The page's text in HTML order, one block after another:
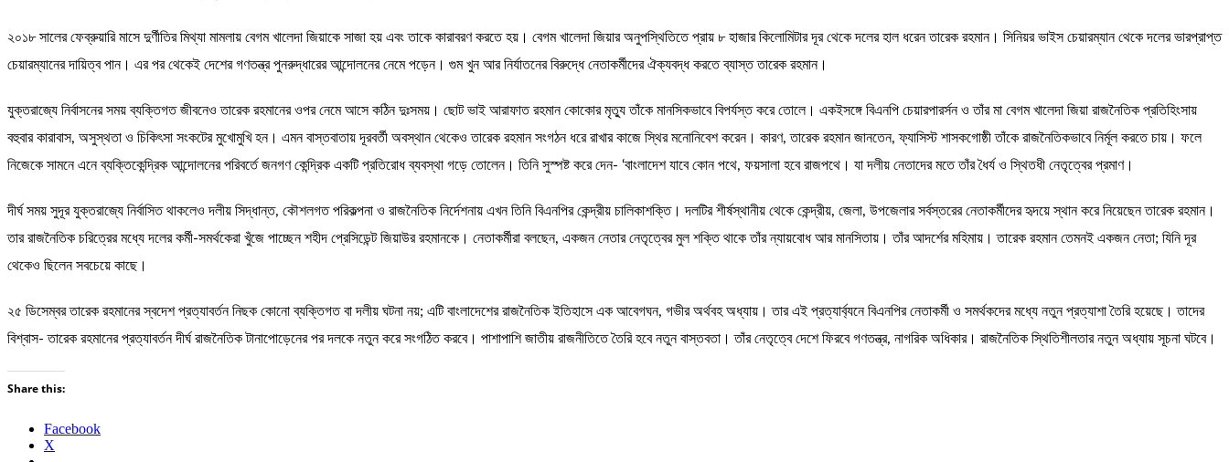
২০১৮ সালের ফেব্রুয়ারি মাসে দুর্ণীতির মিথ্যা মামলায় বেগম খালেদা জিয়াকে সাজা হয় এবং তাকে কারাবরণ করতে হয়। বেগম খালেদা জিয়ার অনুপস্থিতিতে প্রায় ৮ হাজার কিলোমিটার দূর থেকে দলের হাল ধরেন তারেক রহমান। সিনিয়র ভাইস চেয়ারম্যান থেকে দলের ভারপ্রাপ্ত
চেয়ারম্যানের দায়িত্ব পান। এর পর থেকেই দেশের গণতন্ত্র পুনরুদ্ধারের আন্দোলনের নেমে পড়েন। গুম খুন আর নির্যাতনের বিরুদ্ধে নেতাকর্মীদের ঐক্যবদ্ধ করতে ব্যাস্ত তারেক রহমান।
যুক্তরাজ্যে নির্বাসনের সময় ব্যক্তিগত জীবনেও তারেক রহমানের ওপর নেমে আসে কঠিন দুঃসময়। ছোট ভাই আরাফাত রহমান কোকোর মৃত্যু তাঁকে মানসিকভাবে বিপর্যস্ত করে তোলে। একইসঙ্গে বিএনপি চেয়ারপারর্সন ও তাঁর মা বেগম খালেদা জিয়া রাজনৈতিক প্রতিহিংসায়
বহুবার কারাবাস, অসুস্থতা ও চিকিৎসা সংকটের মুখোমুখি হন। এমন বাস্তবাতায় দূরবর্তী অবস্থান থেকেও তারেক রহমান সংগঠন ধরে রাখার কাজে স্থির মনোনিবেশ করেন। কারণ, তারেক রহমান জানতেন, ফ্যাসিস্ট শাসকগোষ্ঠী তাঁকে রাজনৈতিকভাবে নির্মূল করতে চায়। ফলে
নিজেকে সামনে এনে ব্যক্তিকেন্দ্রিক আন্দোলনের পরিবর্তে জনগণ কেন্দ্রিক একটি প্রতিরোধ ব্যবস্থা গড়ে তোলেন। তিনি সুস্পষ্ট করে দেন- ‘বাংলাদেশ যাবে কোন পথে, ফয়সালা হবে রাজপথে। যা দলীয় নেতাদের মতে তাঁর ধৈর্য ও স্থিতধী নেতৃত্বের প্রমাণ।
দীর্ঘ সময় সুদূর যুক্তরাজ্যে নির্বাসিত থাকলেও দলীয় সিদ্ধান্ত, কৌশলগত পরিকল্পনা ও রাজনৈতিক নির্দেশনায় এখন তিনি বিএনপির কেন্দ্রীয় চালিকাশক্তি। দলটির শীর্ষস্থানীয় থেকে কেন্দ্রীয়, জেলা, উপজেলার সর্বস্তরের নেতাকর্মীদের হৃদয়ে স্থান করে নিয়েছেন তারেক রহমান।
তার রাজনৈতিক চরিত্রের মধ্যে দলের কর্মী-সমর্থকেরা খুঁজে পাচ্ছেন শহীদ প্রেসিডেন্ট জিয়াউর রহমানকে। নেতাকর্মীরা বলছেন, একজন নেতার নেতৃত্বের মুল শক্তি থাকে তাঁর ন্যায়বোধ আর মানসিতায়। তাঁর আদর্শের মহিমায়। তারেক রহমান তেমনই একজন নেতা; যিনি দূর
থেকেও ছিলেন সবচেয়ে কাছে।
২৫ ডিসেম্বর তারেক রহমানের স্বদেশ প্রত্যাবর্তন নিছক কোনো ব্যক্তিগত বা দলীয় ঘটনা নয়; এটি বাংলাদেশের রাজনৈতিক ইতিহাসে এক আবেগঘন, গভীর অর্থবহ অধ্যায়। তার এই প্রত্যার্ব্যনে বিএনপির নেতাকর্মী ও সমর্থকদের মধ্যে নতুন প্রত্যাশা তৈরি হয়েছে। তাদের
বিশ্বাস- তারেক রহমানের প্রত্যাবর্তন দীর্ঘ রাজনৈতিক টানাপোড়েনের পর দলকে নতুন করে সংগঠিত করবে। পাশাপাশি জাতীয় রাজনীতিতে তৈরি হবে নতুন বাস্তবতা। তাঁর নেতৃত্বে দেশে ফিরবে গণতন্ত্র, নাগরিক অধিকার। রাজনৈতিক স্থিতিশীলতার নতুন অধ্যায় সূচনা ঘটবে।
Share this:
Facebook
X